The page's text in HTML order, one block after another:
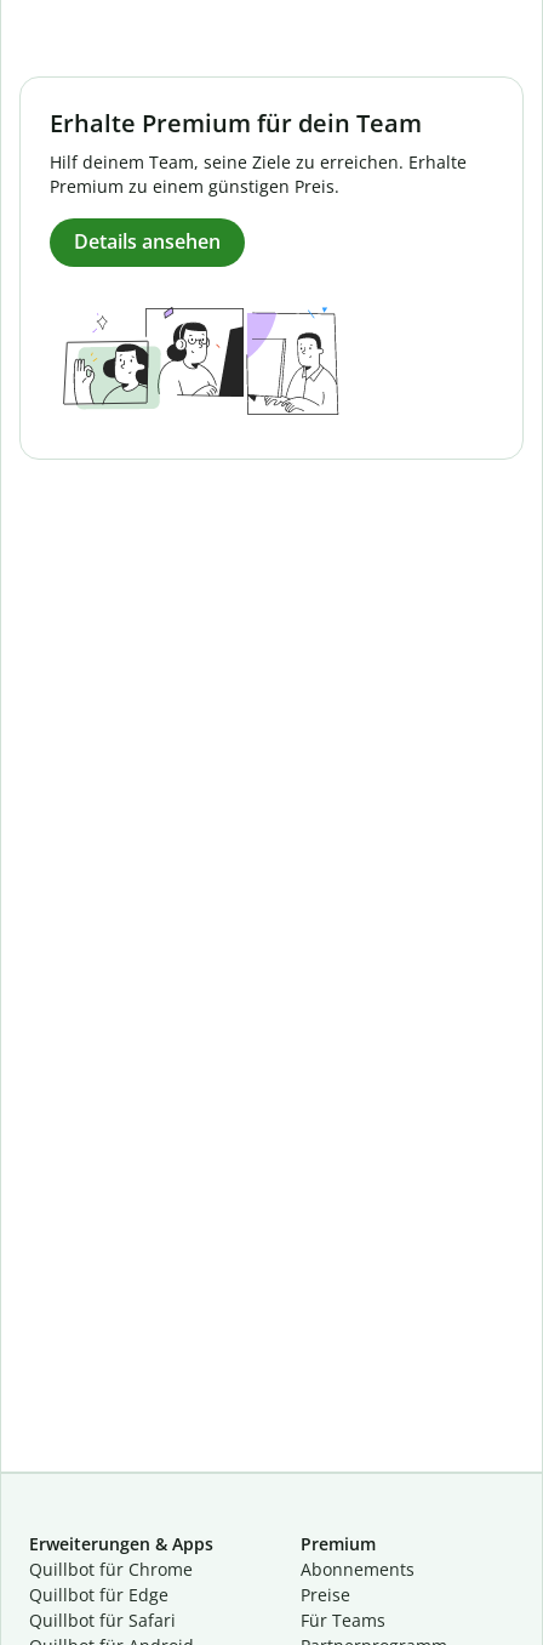
Erhalte Premium für dein Team
Hilf deinem Team, seine Ziele zu erreichen. Erhalte
Premium zu einem günstigen Preis.
Details ansehen
Erweiterungen & Apps
Quillbot für Chrome
Quillbot für Edge
Quillbot für Safari
Premium
Abon­ne­ments
Preise
Für Teams